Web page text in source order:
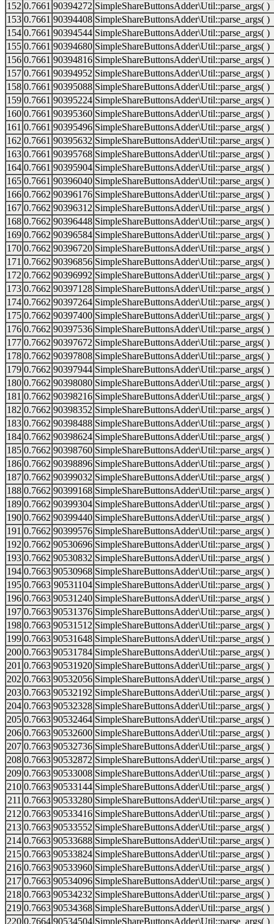
152 0.7661 90394272 SimpleShareButtonsAdder\Util::parse_args( )
153 0.7661 90394408 SimpleShareButtonsAdder\Util::parse_args( )
154 0.7661 90394544 SimpleShareButtonsAdder\Util::parse_args( )
155 0.7661 90394680 SimpleShareButtonsAdder\Util::parse_args( )
156 0.7661 90394816 SimpleShareButtonsAdder\Util::parse_args( )
157 0.7661 90394952 SimpleShareButtonsAdder\Util::parse_args( )
158 0.7661 90395088 SimpleShareButtonsAdder\Util::parse_args( )
159 0.7661 90395224 SimpleShareButtonsAdder\Util::parse_args( )
160 0.7661 90395360 SimpleShareButtonsAdder\Util::parse_args( )
161 0.7661 90395496 SimpleShareButtonsAdder\Util::parse_args( )
162 0.7661 90395632 SimpleShareButtonsAdder\Util::parse_args( )
163 0.7661 90395768 SimpleShareButtonsAdder\Util::parse_args( )
164 0.7661 90395904 SimpleShareButtonsAdder\Util::parse_args( )
165 0.7661 90396040 SimpleShareButtonsAdder\Util::parse_args( )
166 0.7662 90396176 SimpleShareButtonsAdder\Util::parse_args( )
167 0.7662 90396312 SimpleShareButtonsAdder\Util::parse_args( )
168 0.7662 90396448 SimpleShareButtonsAdder\Util::parse_args( )
169 0.7662 90396584 SimpleShareButtonsAdder\Util::parse_args( )
170 0.7662 90396720 SimpleShareButtonsAdder\Util::parse_args( )
171 0.7662 90396856 SimpleShareButtonsAdder\Util::parse_args( )
172 0.7662 90396992 SimpleShareButtonsAdder\Util::parse_args( )
173 0.7662 90397128 SimpleShareButtonsAdder\Util::parse_args( )
174 0.7662 90397264 SimpleShareButtonsAdder\Util::parse_args( )
175 0.7662 90397400 SimpleShareButtonsAdder\Util::parse_args( )
176 0.7662 90397536 SimpleShareButtonsAdder\Util::parse_args( )
177 0.7662 90397672 SimpleShareButtonsAdder\Util::parse_args( )
178 0.7662 90397808 SimpleShareButtonsAdder\Util::parse_args( )
179 0.7662 90397944 SimpleShareButtonsAdder\Util::parse_args( )
180 0.7662 90398080 SimpleShareButtonsAdder\Util::parse_args( )
181 0.7662 90398216 SimpleShareButtonsAdder\Util::parse_args( )
182 0.7662 90398352 SimpleShareButtonsAdder\Util::parse_args( )
183 0.7662 90398488 SimpleShareButtonsAdder\Util::parse_args( )
184 0.7662 90398624 SimpleShareButtonsAdder\Util::parse_args( )
185 0.7662 90398760 SimpleShareButtonsAdder\Util::parse_args( )
186 0.7662 90398896 SimpleShareButtonsAdder\Util::parse_args( )
187 0.7662 90399032 SimpleShareButtonsAdder\Util::parse_args( )
188 0.7662 90399168 SimpleShareButtonsAdder\Util::parse_args( )
189 0.7662 90399304 SimpleShareButtonsAdder\Util::parse_args( )
190 0.7662 90399440 SimpleShareButtonsAdder\Util::parse_args( )
191 0.7662 90399576 SimpleShareButtonsAdder\Util::parse_args( )
192 0.7662 90530696 SimpleShareButtonsAdder\Util::parse_args( )
193 0.7662 90530832 SimpleShareButtonsAdder\Util::parse_args( )
194 0.7663 90530968 SimpleShareButtonsAdder\Util::parse_args( )
195 0.7663 90531104 SimpleShareButtonsAdder\Util::parse_args( )
196 0.7663 90531240 SimpleShareButtonsAdder\Util::parse_args( )
197 0.7663 90531376 SimpleShareButtonsAdder\Util::parse_args( )
198 0.7663 90531512 SimpleShareButtonsAdder\Util::parse_args( )
199 0.7663 90531648 SimpleShareButtonsAdder\Util::parse_args( )
200 0.7663 90531784 SimpleShareButtonsAdder\Util::parse_args( )
201 0.7663 90531920 SimpleShareButtonsAdder\Util::parse_args( )
202 0.7663 90532056 SimpleShareButtonsAdder\Util::parse_args( )
203 0.7663 90532192 SimpleShareButtonsAdder\Util::parse_args( )
204 0.7663 90532328 SimpleShareButtonsAdder\Util::parse_args( )
205 0.7663 90532464 SimpleShareButtonsAdder\Util::parse_args( )
206 0.7663 90532600 SimpleShareButtonsAdder\Util::parse_args( )
207 0.7663 90532736 SimpleShareButtonsAdder\Util::parse_args( )
208 0.7663 90532872 SimpleShareButtonsAdder\Util::parse_args( )
209 0.7663 90533008 SimpleShareButtonsAdder\Util::parse_args( )
210 0.7663 90533144 SimpleShareButtonsAdder\Util::parse_args( )
211 0.7663 90533280 SimpleShareButtonsAdder\Util::parse_args( )
212 0.7663 90533416 SimpleShareButtonsAdder\Util::parse_args( )
213 0.7663 90533552 SimpleShareButtonsAdder\Util::parse_args( )
214 0.7663 90533688 SimpleShareButtonsAdder\Util::parse_args( )
215 0.7663 90533824 SimpleShareButtonsAdder\Util::parse_args( )
216 0.7663 90533960 SimpleShareButtonsAdder\Util::parse_args( )
217 0.7663 90534096 SimpleShareButtonsAdder\Util::parse_args( )
218 0.7663 90534232 SimpleShareButtonsAdder\Util::parse_args( )
219 0.7663 90534368 SimpleShareButtonsAdder\Util::parse_args( )
220 0.7664 90534504 SimpleShareButtonsAdder\Util::parse_args( )